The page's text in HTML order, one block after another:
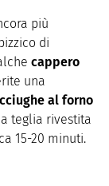
più
di
cappero
una
al forno
teglia rivestita
15-20 minuti.